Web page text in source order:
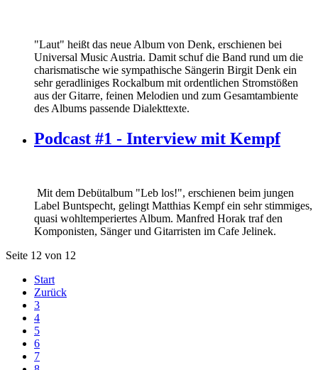
"Laut" heißt das neue Album von Denk, erschienen bei
Universal Music Austria. Damit schuf die Band rund um die
charismatische wie sympathische Sängerin Birgit Denk ein
sehr geradliniges Rockalbum mit ordentlichen Stromstößen
aus der Gitarre, feinen Melodien und zum Gesamtambiente
des Albums passende Dialekttexte.
Podcast #1 - Interview mit Kempf
Mit dem Debütalbum "Leb los!", erschienen beim jungen
Label Buntspecht, gelingt Matthias Kempf ein sehr stimmiges,
quasi wohltemperiertes Album. Manfred Horak traf den
Komponisten, Sänger und Gitarristen im Cafe Jelinek.
Seite 12 von 12
Start
Zurück
3
4
5
6
7